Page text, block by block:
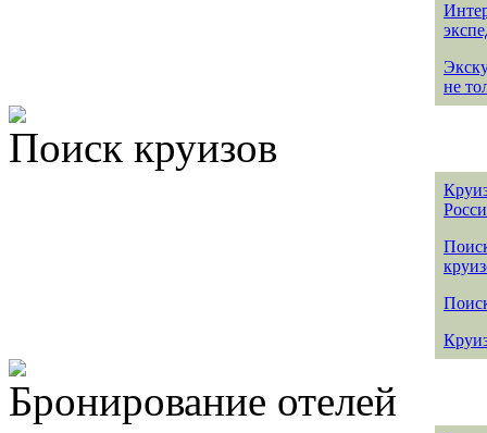
не
Поиск круизов
Бронирование отелей